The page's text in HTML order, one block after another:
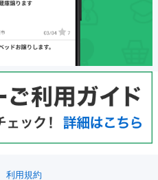
利用規約